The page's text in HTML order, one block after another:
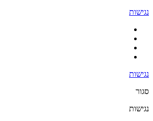
נגישות
נגישות
סגור
נגישות